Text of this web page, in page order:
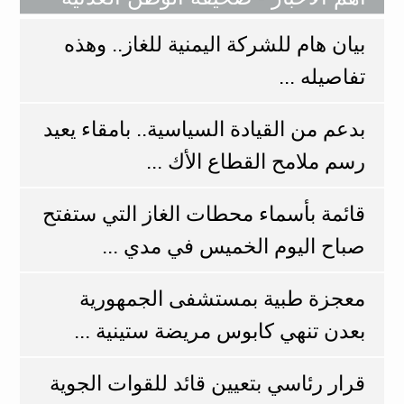
بيان هام للشركة اليمنية للغاز.. وهذه
تفاصيله ...
بدعم من القيادة السياسية.. بامقاء يعيد
رسم ملامح القطاع الأك ...
قائمة بأسماء محطات الغاز التي ستفتح
صباح اليوم الخميس في مدي ...
معجزة طبية بمستشفى الجمهورية
بعدن تنهي كابوس مريضة ستينية ...
قرار رئاسي بتعيين قائد للقوات الجوية